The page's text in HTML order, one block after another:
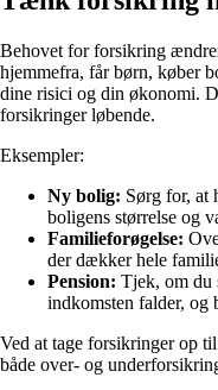
Behovet for forsikring
hjemmefra, får børn, køber
dine risici og din økonomi.
forsikringer løbende.
Eksempler:
Ny bolig: Sørg for, at
boligens størrelse og
Familieforøgelse:
der dækker hele
Pension: Tjek, om du
indkomsten falder, og
Ved at tage forsikringer op
både over- og